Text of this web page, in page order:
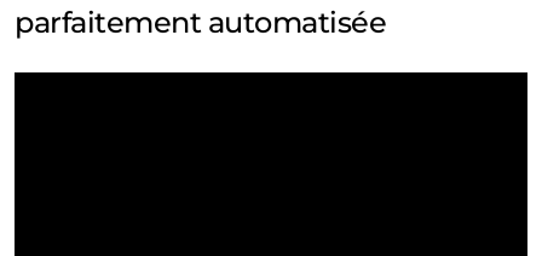
parfaitement automatisée